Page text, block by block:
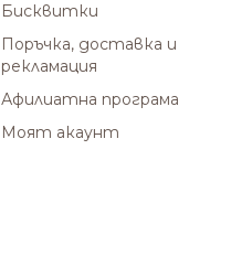
Бисквитки
Поръчка, доставка и
рекламация
Афилиатна програма
Моят акаунт